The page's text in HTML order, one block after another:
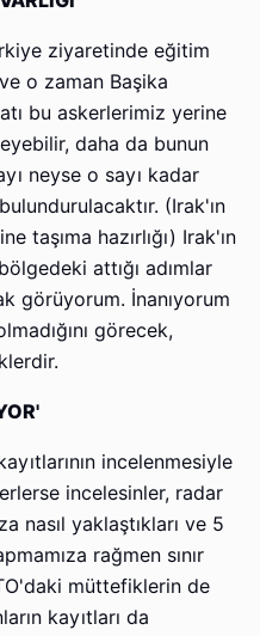
ziyaretinde eğitim
o zaman Başika
bu askerlerimiz yerine
daha da bunun
neyse o sayı kadar
(Irak'ın
taşıma hazırlığı) Irak'ın
attığı adımlar
görüyorum. İnanıyorum
görecek,
incelenmesiyle
incelesinler, radar
nasıl yaklaştıkları ve 5
rağmen sınır
müttefiklerin de
kayıtları da